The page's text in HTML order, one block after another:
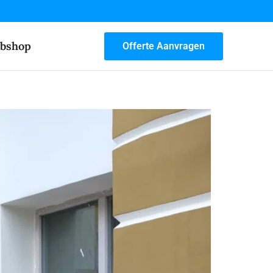
Offerte Aanvragen